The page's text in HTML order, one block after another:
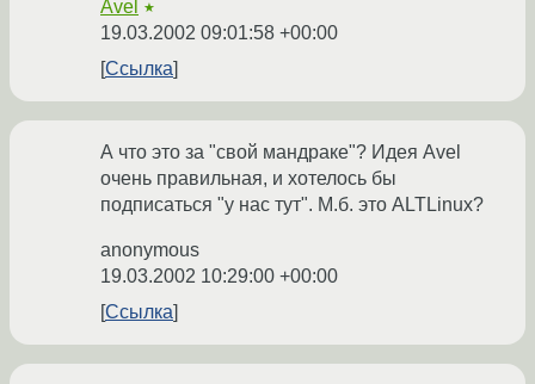
Avel ★
19.03.2002 09:01:58 +00:00
Ссылка
А что это за "свой мандраке"? Идея Avel
очень правильная, и хотелось бы
подписаться "у нас тут". М.б. это ALTLinux?
anonymous
19.03.2002 10:29:00 +00:00
Ссылка